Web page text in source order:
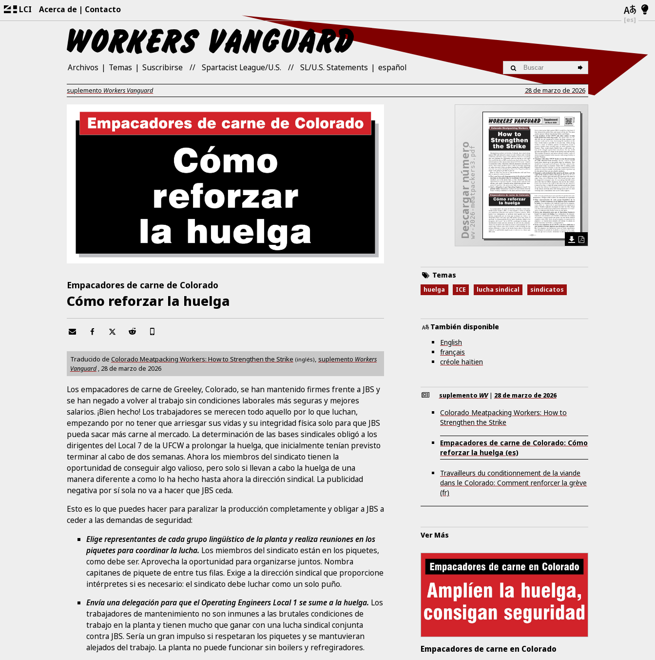
LCI Acerca de Contacto
[es]
Archivos Temas Suscribirse Spartacist League/U.S. SL/U.S. Statements español
suplemento Workers Vanguard 28 de marzo de 2026
Empacadores de carne de Colorado
Cómo reforzar la huelga
Traducido de Colorado Meatpacking Workers: How to Strengthen the Strike (inglés), suplemento Workers
Vanguard , 28 de marzo de 2026
Los empacadores de carne de Greeley, Colorado, se han mantenido firmes frente a JBS y
se han negado a volver al trabajo sin condiciones laborales más seguras y mejores
salarios. ¡Bien hecho! Los trabajadores se merecen todo aquello por lo que luchan,
empezando por no tener que arriesgar sus vidas y su integridad física solo para que JBS
pueda sacar más carne al mercado. La determinación de las bases sindicales obligó a los
dirigentes del Local 7 de la UFCW a prolongar la huelga, que inicialmente tenían previsto
terminar al cabo de dos semanas. Ahora los miembros del sindicato tienen la
oportunidad de conseguir algo valioso, pero solo si llevan a cabo la huelga de una
manera diferente a como lo ha hecho hasta ahora la dirección sindical. La publicidad
negativa por sí sola no va a hacer que JBS ceda.
Esto es lo que puedes hacer para paralizar la producción completamente y obligar a JBS a
ceder a las demandas de seguridad:
Elige representantes de cada grupo lingüístico de la planta y realiza reuniones en los
piquetes para coordinar la lucha. Los miembros del sindicato están en los piquetes,
como debe ser. Aprovecha la oportunidad para organizarse juntos. Nombra
capitanes de piquete de entre tus filas. Exige a la dirección sindical que proporcione
intérpretes si es necesario: el sindicato debe luchar como un solo puño.
Envía una delegación para que el Operating Engineers Local 1 se sume a la huelga. Los
trabajadores de mantenimiento no son inmunes a las brutales condiciones de
trabajo en la planta y tienen mucho que ganar con una lucha sindical conjunta
contra JBS. Sería un gran impulso si respetaran los piquetes y se mantuvieran
alejados del trabajo. La planta no puede funcionar sin boilers y refregiradores.
Descargar númerowv-2026-meatpackers3.pdf
Temas
huelga ICE lucha sindical sindicatos
También disponible
English
français
créole haïtien
suplemento WV | 28 de marzo de 2026
Colorado Meatpacking Workers: How to
Strengthen the Strike
Empacadores de carne de Colorado: Cómo
reforzar la huelga (es)
Travailleurs du conditionnement de la viande
dans le Colorado: Comment renforcer la grève
(fr)
Ver Más
Empacadores de carne en Colorado